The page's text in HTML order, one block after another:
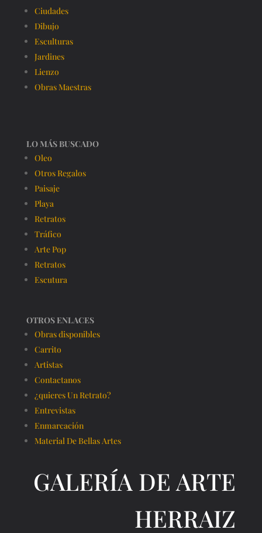
Ciudades
Dibujo
Esculturas
Jardines
Lienzo
Obras Maestras
LO MÁS BUSCADO
Oleo
Otros Regalos
Paisaje
Playa
Retratos
Tráfico
Arte Pop
Retratos
Escutura
OTROS ENLACES
Obras disponibles
Carrito
Artistas
Contactanos
¿quieres Un Retrato?
Entrevistas
Enmarcación
Material De Bellas Artes
GALERÍA DE ARTE
HERRAIZ